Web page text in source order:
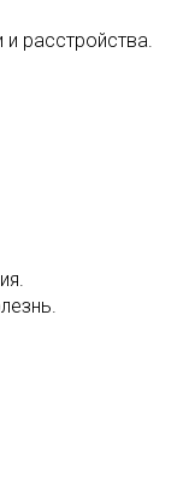
расстройства.